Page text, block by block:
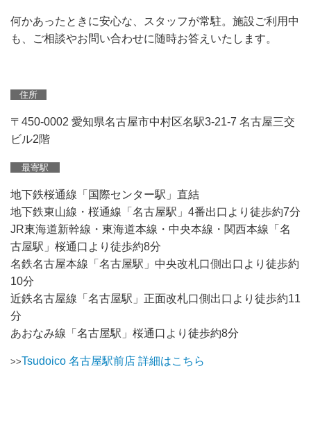
何かあったときに安心な、スタッフが常駐。施設ご利用中
も、ご相談やお問い合わせに随時お答えいたします。
住所
〒450-0002 愛知県名古屋市中村区名駅3-21-7 名古屋三交
ビル2階
最寄駅
地下鉄桜通線「国際センター駅」直結
地下鉄東山線・桜通線「名古屋駅」4番出口より徒歩約7分
JR東海道新幹線・東海道本線・中央本線・関西本線「名
古屋駅」桜通口より徒歩約8分
名鉄名古屋本線「名古屋駅」中央改札口側出口より徒歩約
10分
近鉄名古屋線「名古屋駅」正面改札口側出口より徒歩約11
分
あおなみ線「名古屋駅」桜通口より徒歩約8分
>>Tsudoico 名古屋駅前店 詳細はこちら